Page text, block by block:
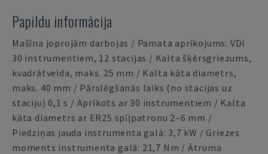
Papildu informācija
Mašīna joprojām darbojas / Pamata aprīkojums: VDI
30 instrumentiem, 12 stacijas / Kalta šķērsgriezums,
kvadrātveida, maks. 25 mm / Kalta kāta diametrs,
maks. 40 mm / Pārslēgšanās laiks (no stacijas uz
staciju) 0,1 s / Aprīkots ar 30 instrumentiem / Kalta
kāta diametrs ar ER25 spīļpatronu 2–6 mm /
Piedziņas jauda instrumenta galā: 3,7 kW / Griezes
moments instrumenta galā: 21,7 Nm / Ātruma